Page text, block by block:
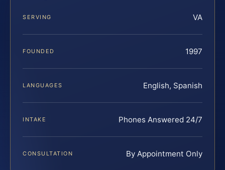
SERVING VA
FOUNDED 1997
LANGUAGES English, Spanish
INTAKE Phones Answered 24/7
CONSULTATION By Appointment Only